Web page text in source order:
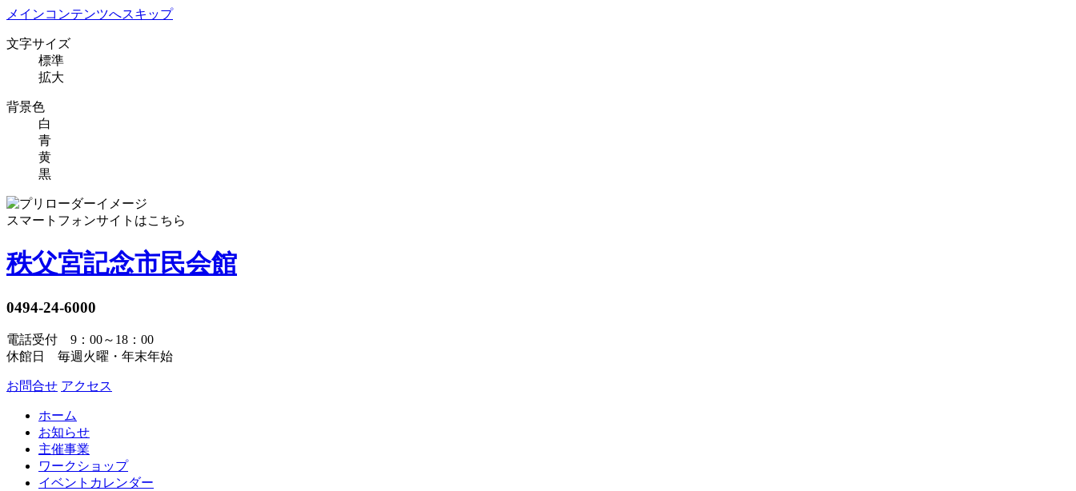
メインコンテンツへスキップ
文字サイズ
標準
拡大
背景色
白
青
黄
黒
スマートフォンサイトはこちら
秩父宮記念市民会館
0494-24-6000
電話受付 9：00～18：00
休館日 毎週火曜・年末年始
お問合せ アクセス
ホーム
お知らせ
主催事業
ワークショップ
イベントカレンダー